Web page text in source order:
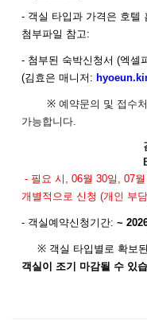
- 객실 타입과 가격은 호텔
첨부파일 참고:
- 첨부된 숙박신청서 (엑셀
(김효은 매니저 :
※ 예약문의 및 접수
가능합니다
- 필요 시 , 06월 30일 , 07월
개별적으로 신청 (개인 부담
- 객실예약신청기간: ~
※ 객실 타입별로 확보
객실이 조기 마감될 수 있